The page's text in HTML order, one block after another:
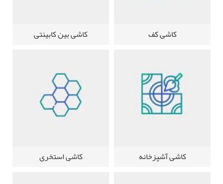
کاشی کف کاشی بین کابینتی
کاشی آشپزخانه کاشی استخری